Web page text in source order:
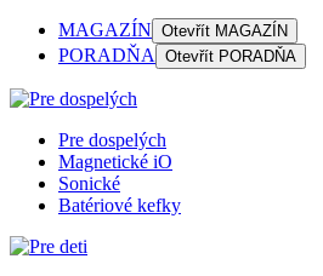
MAGAZÍN Otevřít MAGAZÍN
PORADŇA Otevřít PORADŇA
Pre dospelých
Magnetické iO
Sonické
Batériové kefky